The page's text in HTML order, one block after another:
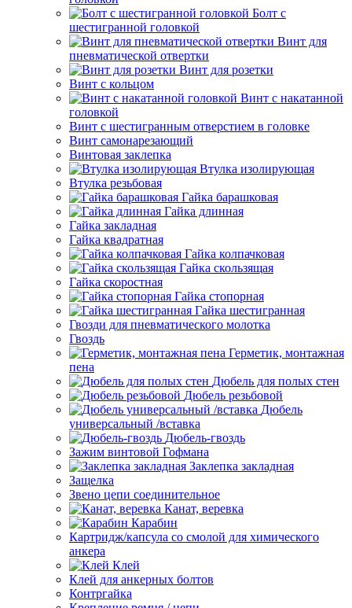
Болт с
шестигранной головкой
Винт для
пневматической отвертки
Винт для розетки
Винт с кольцом
Винт с накатанной
головкой
Винт с шестигранным отверстием в головке
Винт самонарезающий
Винтовая заклепка
Втулка изолирующая
Втулка резьбовая
Гайка барашковая
Гайка длинная
Гайка закладная
Гайка квадратная
Гайка колпачковая
Гайка скользящая
Гайка скоростная
Гайка стопорная
Гайка шестигранная
Гвозди для пневматического молотка
Гвоздь
Герметик, монтажная
пена
Дюбель для полых стен
Дюбель резьбовой
Дюбель
универсальный /вставка
Дюбель-гвоздь
Зажим винтовой Гофмана
Заклепка закладная
Защелка
Звено цепи соединительное
Канат, веревка
Карабин
Картридж/капсула со смолой для химического
анкера
Клей
Клей для анкерных болтов
Контргайка